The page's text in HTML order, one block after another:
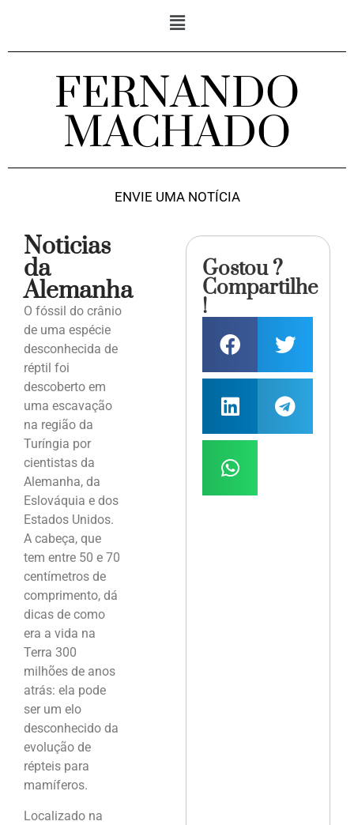
FERNANDO
MACHADO
ENVIE UMA NOTÍCIA
Noticias
da
Alemanha
O fóssil do crânio
de uma espécie
desconhecida de
réptil foi
descoberto em
uma escavação
na região da
Turíngia por
cientistas da
Alemanha, da
Eslováquia e dos
Estados Unidos.
A cabeça, que
tem entre 50 e 70
centímetros de
comprimento, dá
dicas de como
era a vida na
Terra 300
milhões de anos
atrás: ela pode
ser um elo
desconhecido da
evolução de
répteis para
mamíferos.
Localizado na
Gostou ?
Compartilhe
!